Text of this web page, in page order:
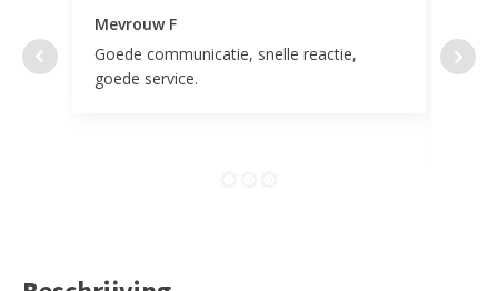
Mevrouw F
Goede communicatie, snelle reactie,
goede service.
door